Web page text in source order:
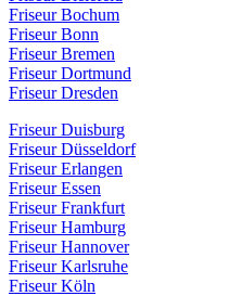
Friseur Bochum
Friseur Bonn
Friseur Bremen
Friseur Dortmund
Friseur Dresden
Friseur Duisburg
Friseur Düsseldorf
Friseur Erlangen
Friseur Essen
Friseur Frankfurt
Friseur Hamburg
Friseur Hannover
Friseur Karlsruhe
Friseur Köln